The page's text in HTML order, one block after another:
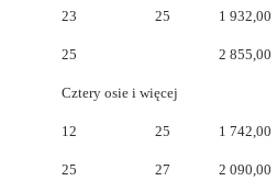
23 25 1 932,00
25 2 855,00
Cztery osie i więcej
12 25 1 742,00
25 27 2 090,00